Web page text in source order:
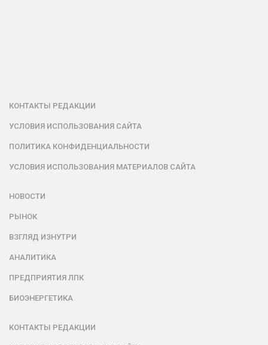
КОНТАКТЫ РЕДАКЦИИ
УСЛОВИЯ ИСПОЛЬЗОВАНИЯ САЙТА
ПОЛИТИКА КОНФИДЕНЦИАЛЬНОСТИ
УСЛОВИЯ ИСПОЛЬЗОВАНИЯ МАТЕРИАЛОВ САЙТА
НОВОСТИ
РЫНОК
ВЗГЛЯД ИЗНУТРИ
АНАЛИТИКА
ПРЕДПРИЯТИЯ ЛПК
БИОЭНЕРГЕТИКА
КОНТАКТЫ РЕДАКЦИИ